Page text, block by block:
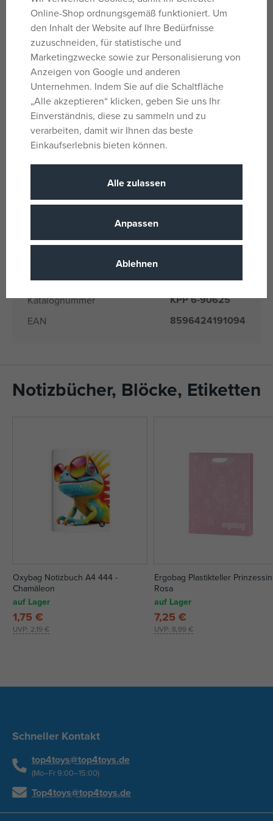
Ideal zum Schreiben von Notizen, Aufzeichnungen oder
Schulaufgaben.
Parameter
Geschlecht
Für Mädchen
und Jungen
Batterie
Herkunftsland CZ
Liefernummer 6-90625
Produkte)
Katalognummer KPP 6-90625
EAN 8596424191094
Notizbücher, Blöcke, Etiketten
Oxybag Notizbuch A4 444 -
Chamäleon
auf Lager
UVP: 2,19 €
1,75 €
Ergobag Plastikteller Prinzessin
Rosa
auf Lager
UVP: 8,99 €
7,25 €
Schneller Kontakt
top4toys@top4toys.de
(Mo–Fr 9:00–15:00)
Top4toys@top4toys.de
Online-Shop ordnungsgemäß funktioniert. Um
den Inhalt der Website auf Ihre Bedürfnisse
zuzuschneiden, für statistische und
Marketingzwecke sowie zur Personalisierung von
Anzeigen von Google und anderen
Unternehmen. Indem Sie auf die Schaltfläche
„Alle akzeptieren“ klicken, geben Sie uns Ihr
Einverständnis, diese zu sammeln und zu
verarbeiten, damit wir Ihnen das beste
Einkaufserlebnis bieten können.
Alle zulassen
Anpassen
Ablehnen